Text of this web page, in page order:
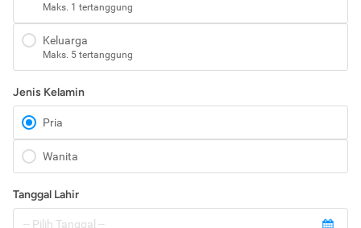
Maks. 1 tertanggung
Keluarga
Maks. 5 tertanggung
Jenis Kelamin
Pria
Wanita
Tanggal Lahir